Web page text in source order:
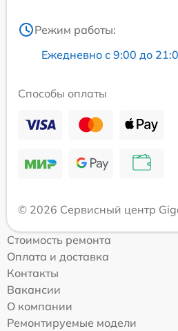
Режим работы:
Ежедневно с 9:00 до
Способы оплаты
© 2026 Сервисный центр
Стоимость ремонта
Оплата и доставка
Контакты
Вакансии
О компании
Ремонтируемые модели